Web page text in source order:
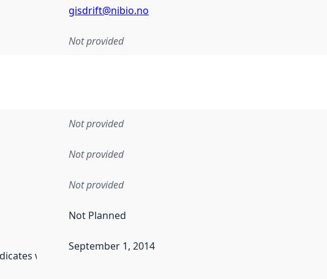
gisdrift@nibio.no
Not provided
Not provided
Not provided
Not provided
Not Planned
when the data in this dataset was first released. It may have
September 1, 2014